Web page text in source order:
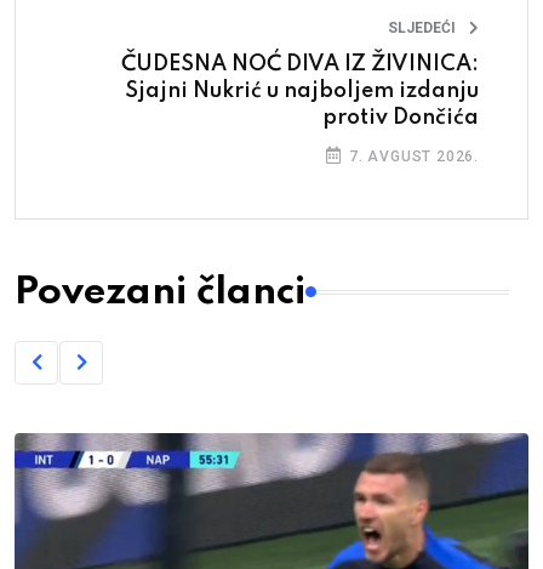
SLJEDEĆI
ČUDESNA NOĆ DIVA IZ ŽIVINICA:
Sjajni Nukrić u najboljem izdanju
protiv Dončića
7. AVGUST 2026.
Povezani članci